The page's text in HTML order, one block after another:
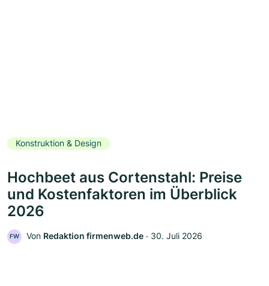
Konstruktion & Design
Hochbeet aus Cortenstahl: Preise
und Kostenfaktoren im Überblick
2026
FW Von Redaktion firmenweb.de ‧ 30. Juli 2026